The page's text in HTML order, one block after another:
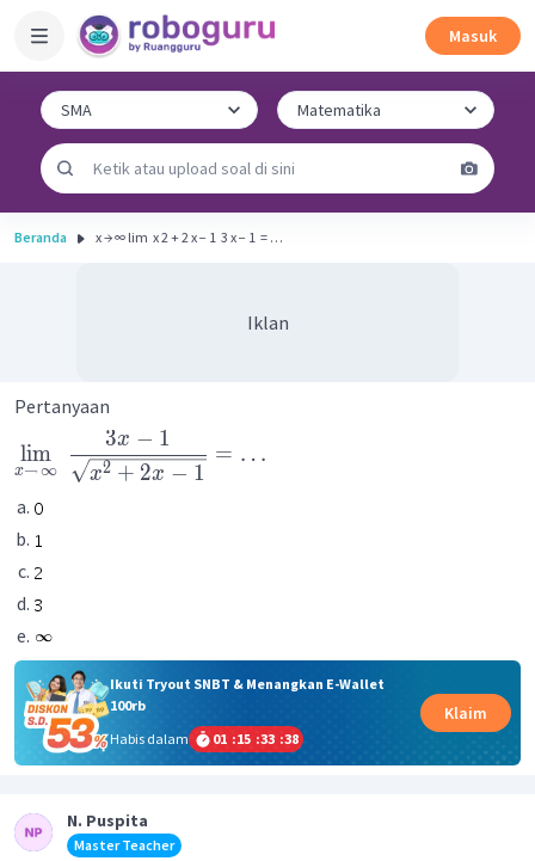
Masuk
Beranda x → ∞ lim ​ x 2 + 2 x − 1 ​ 3 x − 1 ​ = …
Iklan
Pertanyaan
x→∞
lim
x2 + 2x − 1
3x − 1
= …
Ikuti Tryout SNBT & Menangkan E-Wallet
100rb
Habis dalam
01 :15 :33 :38
Klaim
N. Puspita
Master Teacher